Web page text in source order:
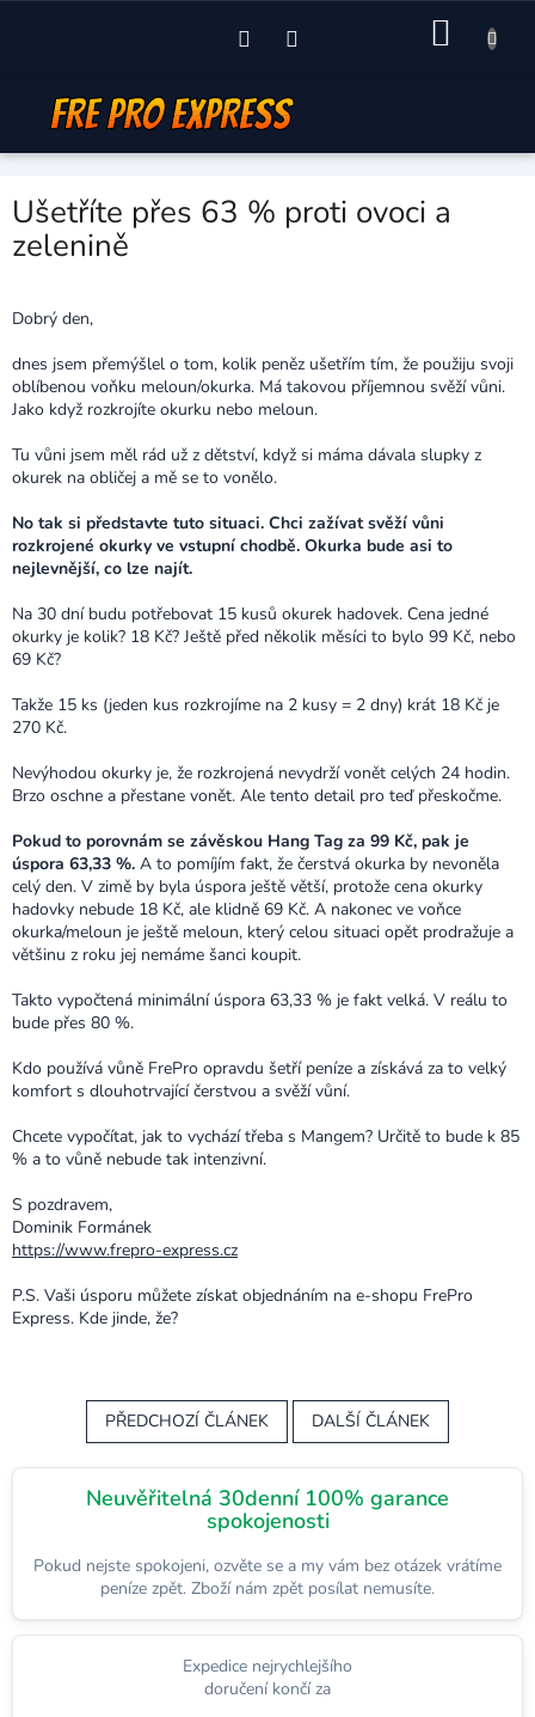
Ušetříte přes 63 % proti ovoci a
zelenině
Dobrý den,
dnes jsem přemýšlel o tom, kolik peněz ušetřím tím, že použiju svoji
oblíbenou voňku meloun/okurka. Má takovou příjemnou svěží vůni.
Jako když rozkrojíte okurku nebo meloun.
Tu vůni jsem měl rád už z dětství, když si máma dávala slupky z
okurek na obličej a mě se to vonělo.
No tak si představte tuto situaci. Chci zažívat svěží vůni
rozkrojené okurky ve vstupní chodbě. Okurka bude asi to
nejlevnější, co lze najít.
Na 30 dní budu potřebovat 15 kusů okurek hadovek. Cena jedné
okurky je kolik? 18 Kč? Ještě před několik měsíci to bylo 99 Kč, nebo
69 Kč?
Takže 15 ks (jeden kus rozkrojíme na 2 kusy = 2 dny) krát 18 Kč je
270 Kč.
Nevýhodou okurky je, že rozkrojená nevydrží vonět celých 24 hodin.
Brzo oschne a přestane vonět. Ale tento detail pro teď přeskočme.
Pokud to porovnám se závěskou Hang Tag za 99 Kč, pak je
úspora 63,33 %. A to pomíjím fakt, že čerstvá okurka by nevoněla
celý den. V zimě by byla úspora ještě větší, protože cena okurky
hadovky nebude 18 Kč, ale klidně 69 Kč. A nakonec ve voňce
okurka/meloun je ještě meloun, který celou situaci opět prodražuje a
většinu z roku jej nemáme šanci koupit.
Takto vypočtená minimální úspora 63,33 % je fakt velká. V reálu to
bude přes 80 %.
Kdo používá vůně FrePro opravdu šetří peníze a získává za to velký
komfort s dlouhotrvající čerstvou a svěží vůní.
Chcete vypočítat, jak to vychází třeba s Mangem? Určitě to bude k 85
% a to vůně nebude tak intenzivní.
S pozdravem,
Dominik Formánek
https://www.frepro-express.cz
P.S. Vaši úsporu můžete získat objednáním na e-shopu FrePro
Express. Kde jinde, že?
PŘEDCHOZÍ ČLÁNEK DALŠÍ ČLÁNEK
Neuvěřitelná 30denní 100% garance
spokojenosti
Pokud nejste spokojeni, ozvěte se a my vám bez otázek vrátíme
peníze zpět. Zboží nám zpět posílat nemusíte.
Expedice nejrychlejšího
doručení končí za